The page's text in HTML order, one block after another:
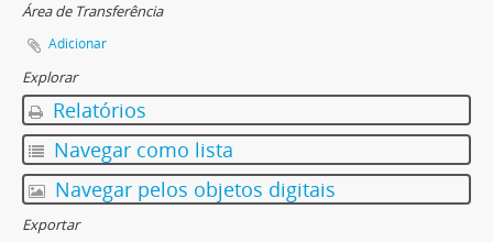
Área de Transferência
Adicionar
Explorar
Relatórios
Navegar como lista
Navegar pelos objetos digitais
Exportar